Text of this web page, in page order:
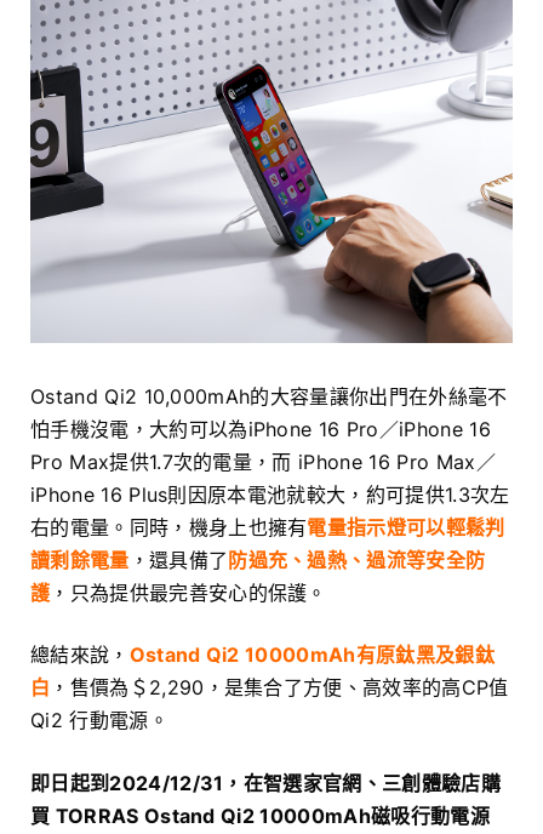
Ostand Qi2 10,000mAh的大容量讓你出門在外絲毫不
怕手機沒電，大約可以為iPhone 16 Pro／iPhone 16
Pro Max提供1.7次的電量，而 iPhone 16 Pro Max／
iPhone 16 Plus則因原本電池就較大，約可提供1.3次左
右的電量。同時，機身上也擁有電量指示燈可以輕鬆判
讀剩餘電量 ，還具備了防過充、過熱、過流等安全防
護 ，只為提供最完善安心的保護。
總結來說， Ostand Qi2 10000mAh有原鈦黑及銀鈦
白 ，售價為＄2,290，是集合了方便、高效率的高CP值
Qi2 行動電源。
即日起到2024/12/31，在智選家官網、三創體驗店購
買 TORRAS Ostand Qi2 10000mAh磁吸行動電源